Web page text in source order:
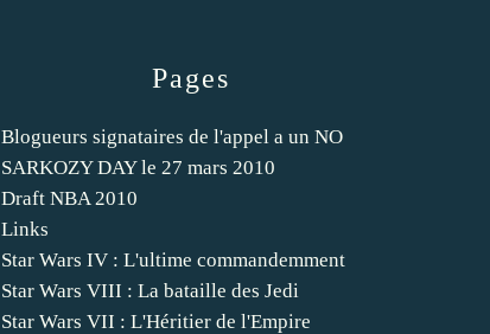
Pages
Blogueurs signataires de l'appel a un NO
SARKOZY DAY le 27 mars 2010
Draft NBA 2010
Links
Star Wars IV : L'ultime commandemment
Star Wars VIII : La bataille des Jedi
Star Wars VII : L'Héritier de l'Empire